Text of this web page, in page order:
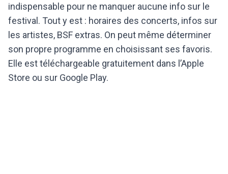
indispensable pour ne manquer aucune info sur le
festival. Tout y est : horaires des concerts, infos sur
les artistes, BSF extras. On peut même déterminer
son propre programme en choisissant ses favoris.
Elle est téléchargeable gratuitement dans l’Apple
Store ou sur Google Play.